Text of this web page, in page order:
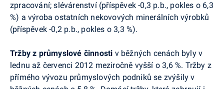
zpracování; slévárenství (příspěvek -0,3 p.b., pokles o 6,3
%) a výroba ostatních nekovových minerálních výrobků
(příspěvek -0,2 p.b., pokles o 3,3 %).
Tržby z průmyslové činnosti v běžných cenách byly v
lednu až červenci 2012 meziročně vyšší o 3,6 %. Tržby z
přímého vývozu průmyslových podniků se zvýšily v